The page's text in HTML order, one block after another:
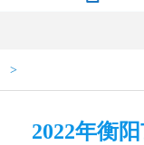
>
2022年衡